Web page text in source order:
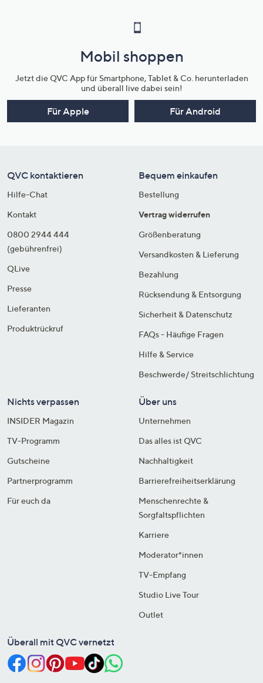
Mobil shoppen
Jetzt die QVC App für Smartphone, Tablet & Co. herunterladen
und überall live dabei sein!
Für Apple Für Android
QVC kontaktieren
Hilfe-Chat
Kontakt
0800 2944 444
(gebührenfrei)
QLive
Presse
Lieferanten
Produktrückruf
Bequem einkaufen
Bestellung
Vertrag widerrufen
Größenberatung
Versandkosten & Lieferung
Bezahlung
Rücksendung & Entsorgung
Sicherheit & Datenschutz
FAQs - Häufige Fragen
Hilfe & Service
Beschwerde/ Streitschlichtung
Nichts verpassen
INSIDER Magazin
TV-Programm
Gutscheine
Partnerprogramm
Für euch da
Über uns
Unternehmen
Das alles ist QVC
Nachhaltigkeit
Barrierefreiheitserklärung
Menschenrechte &
Sorgfaltspflichten
Karriere
Moderator*innen
TV-Empfang
Studio Live Tour
Outlet
Überall mit QVC vernetzt